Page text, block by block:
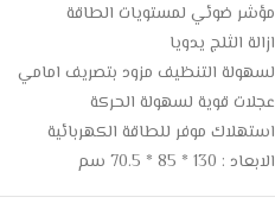
مؤشر ضوئي لمستويات الطاقة
ازالة الثلج يدويا
لسهولة التنظيف مزود بتصريف امامي
عجلات قوية لسهولة الحركة
استهلاك موفر للطاقة الكهربائية
الابعاد : 130 * 85 * 70.5 سم